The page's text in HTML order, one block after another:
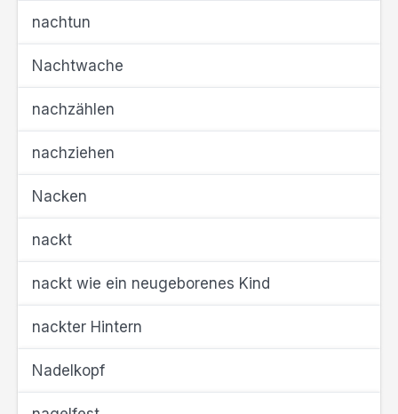
nachtun
Nachtwache
nachzählen
nachziehen
Nacken
nackt
nackt wie ein neugeborenes Kind
nackter Hintern
Nadelkopf